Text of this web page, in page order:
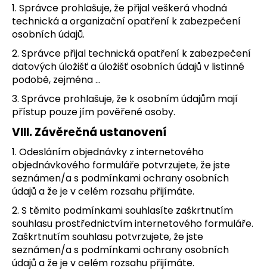
1. Správce prohlašuje, že přijal veškerá vhodná
technická a organizační opatření k zabezpečení
osobních údajů.
2. Správce přijal technická opatření k zabezpečení
datových úložišť a úložišť osobních údajů v listinné
podobě, zejména …
3. Správce prohlašuje, že k osobním údajům mají
přístup pouze jím pověřené osoby.
VIII.Závěrečná ustanovení
1. Odesláním objednávky z internetového
objednávkového formuláře potvrzujete, že jste
seznámen/a s podmínkami ochrany osobních
údajů a že je v celém rozsahu přijímáte.
2. S těmito podmínkami souhlasíte zaškrtnutím
souhlasu prostřednictvím internetového formuláře.
Zaškrtnutím souhlasu potvrzujete, že jste
seznámen/a s podmínkami ochrany osobních
údajů a že je v celém rozsahu přijímáte.